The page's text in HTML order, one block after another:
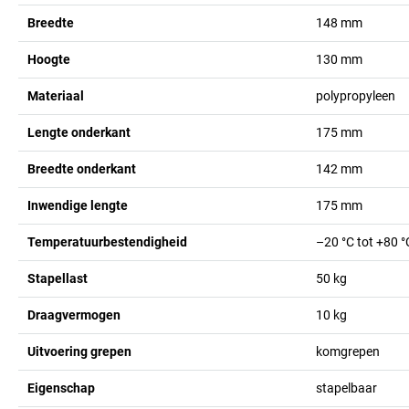
Breedte 148 mm
Hoogte 130 mm
Materiaal polypropyleen
Lengte onderkant 175 mm
Breedte onderkant 142 mm
Inwendige lengte 175 mm
Temperatuurbestendigheid –20 °C tot +80
Stapellast 50 kg
Draagvermogen 10 kg
Uitvoering grepen komgrepen
Eigenschap stapelbaar